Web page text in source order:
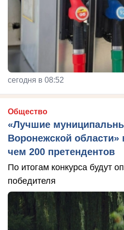
сегодня в 08:52
Общество
«Лучшие
Воронежской области»
чем 200 претендентов
По итогам конкурса будут
победителя